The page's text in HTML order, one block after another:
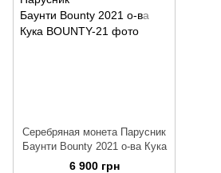
Серебряная монета Парусник
Баунти Bounty 2021 о-ва Кука
6 900 грн